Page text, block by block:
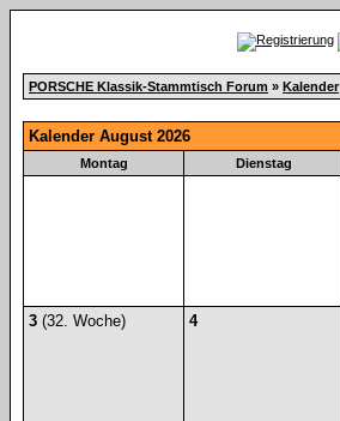
PORSCHE Klassik-Stammtisch Forum » Kalender
Kalender August 2026
Montag Dienstag
3 (32. Woche) 4